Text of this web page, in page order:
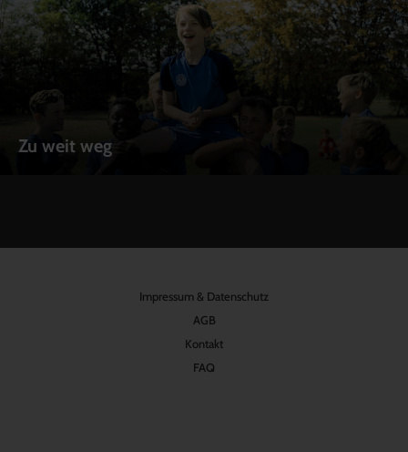
Zu weit weg
Impressum & Datenschutz
AGB
Kontakt
FAQ